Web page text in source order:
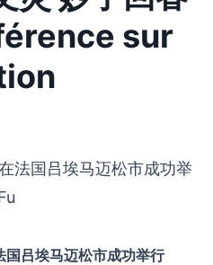
sur
法国吕埃马迈松市成功举
吕埃马迈松市成功举行